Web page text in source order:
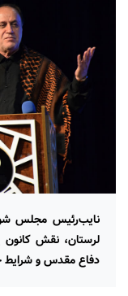
نایب‌رئیس مجلس
لرستان، نقش کانون
دفاع مقدس و شرایط